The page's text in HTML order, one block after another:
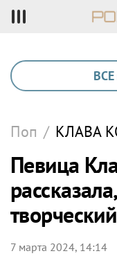
Поп / КЛАВА
Певица
7 марта 2024, 14:14